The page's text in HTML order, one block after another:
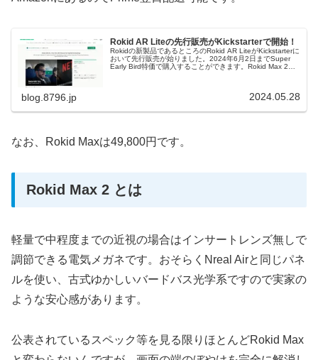
Rokid AR Liteの先行販売がKickstarterで開始！
Rokidの新製品であるところのRokid AR LiteがKickstarterに
おいて先行販売が始りました。2024年6月2日までSuper
Early Bird特価で購入することができます。Rokid Max 2と
blog.8796.jp 2024.05.28
なお、Rokid Maxは49,800円です。
Rokid Max 2 とは
軽量で中程度までの近視の場合はインサートレンズ無しで
調節できる電気メガネです。おそらくNreal Airと同じパネ
ルを使い、古式ゆかしいバードバス光学系ですので実家の
ような安心感があります。
公表されているスペック等を見る限りほとんどRokid Max